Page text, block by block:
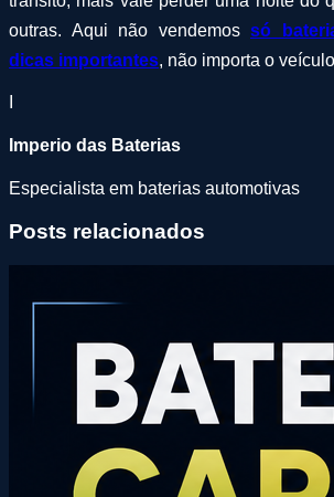
outras. Aqui não vendemos só
dicas importantes, não importa o
Imperio das Baterias
Especialista em baterias automotivas
Posts relacionados